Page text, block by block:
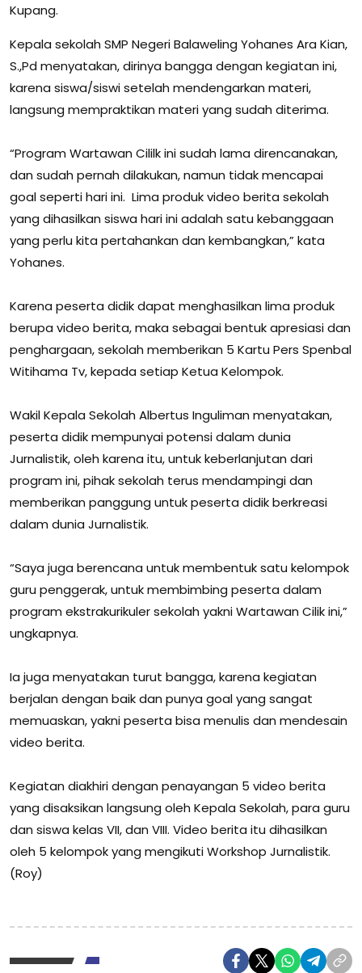
Kupang.
Kepala sekolah SMP Negeri Balaweling Yohanes Ara Kian,
S.,Pd menyatakan, dirinya bangga dengan kegiatan ini,
karena siswa/siswi setelah mendengarkan materi,
langsung mempraktikan materi yang sudah diterima.
“Program Wartawan Cililk ini sudah lama direncanakan,
dan sudah pernah dilakukan, namun tidak mencapai
goal seperti hari ini. Lima produk video berita sekolah
yang dihasilkan siswa hari ini adalah satu kebanggaan
yang perlu kita pertahankan dan kembangkan,” kata
Yohanes.
Karena peserta didik dapat menghasilkan lima produk
berupa video berita, maka sebagai bentuk apresiasi dan
penghargaan, sekolah memberikan 5 Kartu Pers Spenbal
Witihama Tv, kepada setiap Ketua Kelompok.
Wakil Kepala Sekolah Albertus Inguliman menyatakan,
peserta didik mempunyai potensi dalam dunia
Jurnalistik, oleh karena itu, untuk keberlanjutan dari
program ini, pihak sekolah terus mendampingi dan
memberikan panggung untuk peserta didik berkreasi
dalam dunia Jurnalistik.
“Saya juga berencana untuk membentuk satu kelompok
guru penggerak, untuk membimbing peserta dalam
program ekstrakurikuler sekolah yakni Wartawan Cilik ini,”
ungkapnya.
Ia juga menyatakan turut bangga, karena kegiatan
berjalan dengan baik dan punya goal yang sangat
memuaskan, yakni peserta bisa menulis dan mendesain
video berita.
Kegiatan diakhiri dengan penayangan 5 video berita
yang disaksikan langsung oleh Kepala Sekolah, para guru
dan siswa kelas VII, dan VIII. Video berita itu dihasilkan
oleh 5 kelompok yang mengikuti Workshop Jurnalistik.
(Roy)